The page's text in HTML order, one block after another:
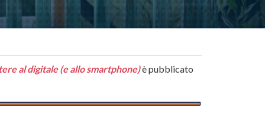
al digitale (e allo smartphone)è pubblicato